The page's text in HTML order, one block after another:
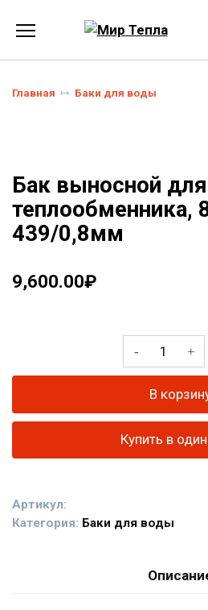
Главная Баки для воды
Бак выносной для
теплообменника,
439/0,8мм
9,600.00₽
Количество
товара
выносной
для
В
Купить в
Артикул:
Категория: Баки для воды